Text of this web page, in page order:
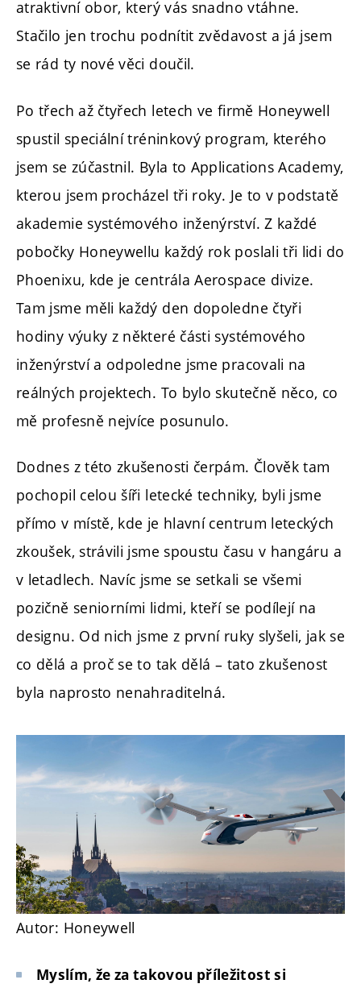
atraktivní obor, který vás snadno vtáhne.
Stačilo jen trochu podnítit zvědavost a já jsem
se rád ty nové věci doučil.
Po třech až čtyřech letech ve firmě Honeywell
spustil speciální tréninkový program, kterého
jsem se zúčastnil. Byla to Applications Academy,
kterou jsem procházel tři roky. Je to v podstatě
akademie systémového inženýrství. Z každé
pobočky Honeywellu každý rok poslali tři lidi do
Phoenixu, kde je centrála Aerospace divize.
Tam jsme měli každý den dopoledne čtyři
hodiny výuky z některé části systémového
inženýrství a odpoledne jsme pracovali na
reálných projektech. To bylo skutečně něco, co
mě profesně nejvíce posunulo.
Dodnes z této zkušenosti čerpám. Člověk tam
pochopil celou šíři letecké techniky, byli jsme
přímo v místě, kde je hlavní centrum leteckých
zkoušek, strávili jsme spoustu času v hangáru a
v letadlech. Navíc jsme se setkali se všemi
pozičně seniorními lidmi, kteří se podílejí na
designu. Od nich jsme z první ruky slyšeli, jak se
co dělá a proč se to tak dělá – tato zkušenost
byla naprosto nenahraditelná.
Autor: Honeywell
Myslím, že za takovou příležitost si